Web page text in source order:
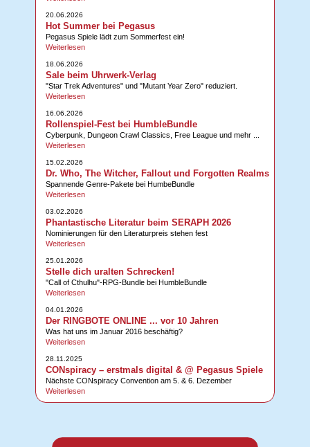
20.06.2026
Hot Summer bei Pegasus
Pegasus Spiele lädt zum Sommerfest ein!
Weiterlesen
18.06.2026
Sale beim Uhrwerk-Verlag
"Star Trek Adventures" und "Mutant Year Zero" reduziert.
Weiterlesen
16.06.2026
Rollenspiel-Fest bei HumbleBundle
Cyberpunk, Dungeon Crawl Classics, Free League und mehr ...
Weiterlesen
15.02.2026
Dr. Who, The Witcher, Fallout und Forgotten Realms
Spannende Genre-Pakete bei HumbeBundle
Weiterlesen
03.02.2026
Phantastische Literatur beim SERAPH 2026
Nominierungen für den Literaturpreis stehen fest
Weiterlesen
25.01.2026
Stelle dich uralten Schrecken!
"Call of Cthulhu"-RPG-Bundle bei HumbleBundle
Weiterlesen
04.01.2026
Der RINGBOTE ONLINE ... vor 10 Jahren
Was hat uns im Januar 2016 beschäftig?
Weiterlesen
28.11.2025
CONspiracy – erstmals digital & @ Pegasus Spiele
Nächste CONspiracy Convention am 5. & 6. Dezember
Weiterlesen